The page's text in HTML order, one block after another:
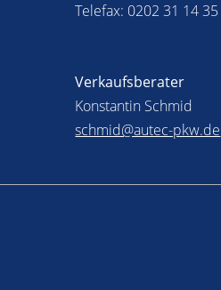
Telefax: 0202 31 14 35
Verkaufsberater
Konstantin Schmid
schmid@autec-pkw.de